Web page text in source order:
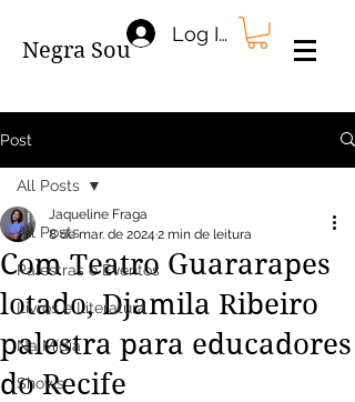
Negra Sou
Log In
Post
All Posts
Palestras e Eventos
Livros e Literatura
Na Mídia
Shows
All Posts
Com Teatro Guararapes
lotado, Djamila Ribeiro
palestra para educadores
do Recife
Jaqueline Fraga
8 de mar. de 2024 2 min de leitura